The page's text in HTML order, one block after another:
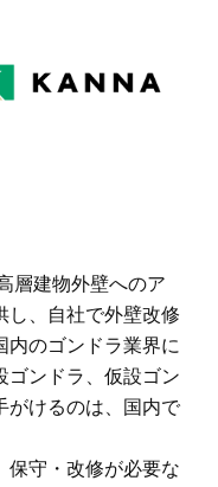
層建物外壁へのア
し、自社で外壁改修
内のゴンドラ業界に
ンドラ、仮設ゴン
がけるのは、国内で
保守・改修が必要な